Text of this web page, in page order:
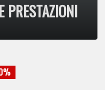
PRESTAZIONI